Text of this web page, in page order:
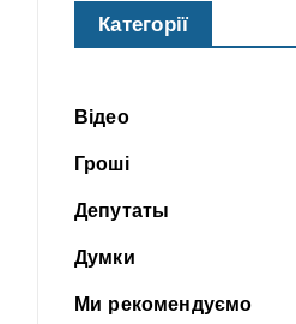
Категорії
Відео
Гроші
Депутаты
Думки
Ми рекомендуємо